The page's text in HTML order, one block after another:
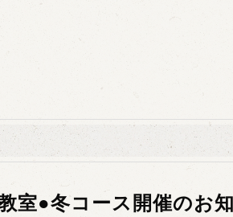
室●冬コース開催のお